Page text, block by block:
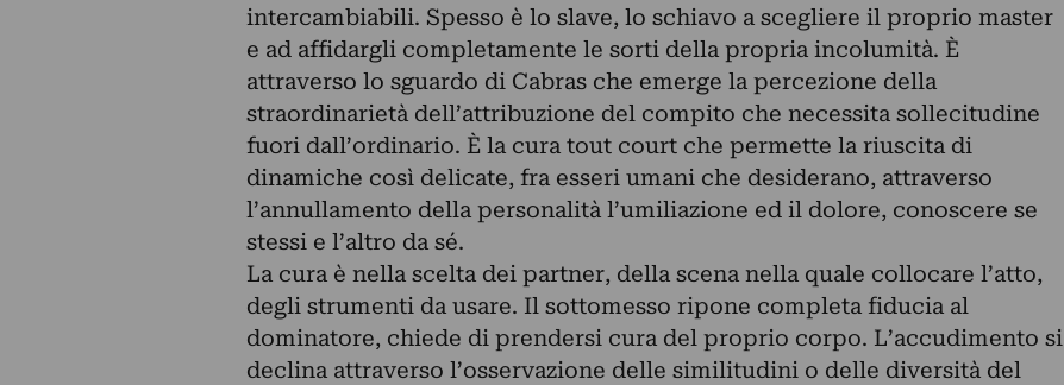
intercambiabili. Spesso è lo slave, lo schiavo a scegliere il proprio master
e ad affidargli completamente le sorti della propria incolumità. È
attraverso lo sguardo di Cabras che emerge la percezione della
straordinarietà dell’attribuzione del compito che necessita sollecitudine
fuori dall’ordinario. È la cura tout court che permette la riuscita di
dinamiche così delicate, fra esseri umani che desiderano, attraverso
l’annullamento della personalità l’umiliazione ed il dolore, conoscere se
stessi e l’altro da sé.
La cura è nella scelta dei partner, della scena nella quale collocare l’atto,
degli strumenti da usare. Il sottomesso ripone completa fiducia al
dominatore, chiede di prendersi cura del proprio corpo. L’accudimento si
declina attraverso l’osservazione delle similitudini o delle diversità del